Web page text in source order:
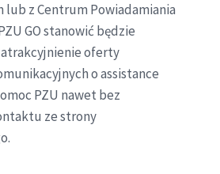
lub z Centrum Powiadamiania
GO stanowić będzie
oferty
o assistance
PZU nawet bez
ze strony